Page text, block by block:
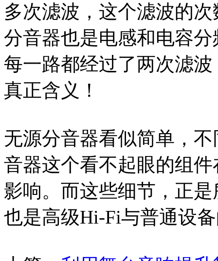
多次滤波，这个滤波的
分音器也是电感和电容
每一路都经过了两次滤
真正含义！
无源分音器看似简单，
音器这个看不起眼的组
影响。而这些细节，正
也是高级Hi-Fi与普通设